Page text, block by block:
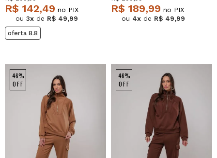
R$ 142,49 no PIX
ou 3x de R$ 49,99
oferta 8.8
R$ 189,99 no PIX
ou 4x de R$ 49,99
46%
OFF
46%
OFF